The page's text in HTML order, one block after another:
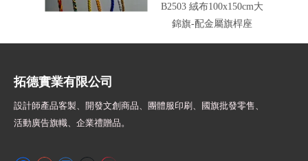
車繩錦旗邊繩顏色
B2503 絨布100x150cm大
錦旗-配金屬旗桿座
拓德實業有限公司
設計師產品客製、開發文創商品、團體服印刷、 國旗批發零售、
活動廣告旗幟、 企業禮贈品。